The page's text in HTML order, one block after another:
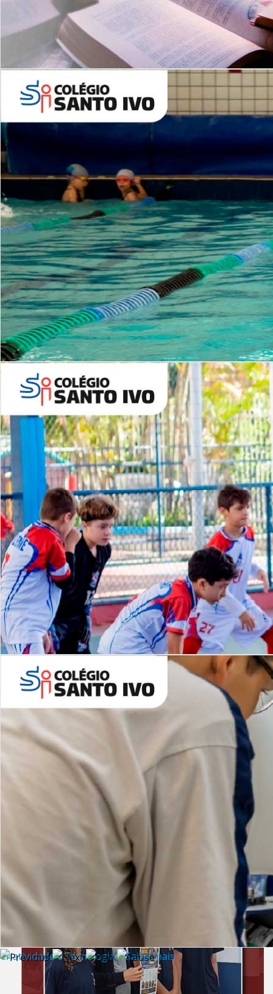
Leituras Literárias
Período Integral | Saiba mais
Desafios | Saiba mais
Criatividade e Tecnologia | Saiba mais
6º AO 9º ANO FUNDAMENTAL
Inglês: Turmas Reduzidas
(Proficiência)
ALUNOS NOVOS
Entre em Contato
INSTITUCIONAL
Lista de vídeos
NOSSOCANAL